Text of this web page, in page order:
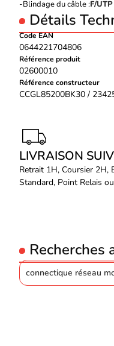
Blindage du câble :F/
Détails
Code EAN
0644221704806
Référence produit
02600010
Référence constructeur
CCGL85200BK30 /
LIVRAISON
Retrait 1H, Coursier 2H,
Standard, Point Relais
Recherches
connectique réseau